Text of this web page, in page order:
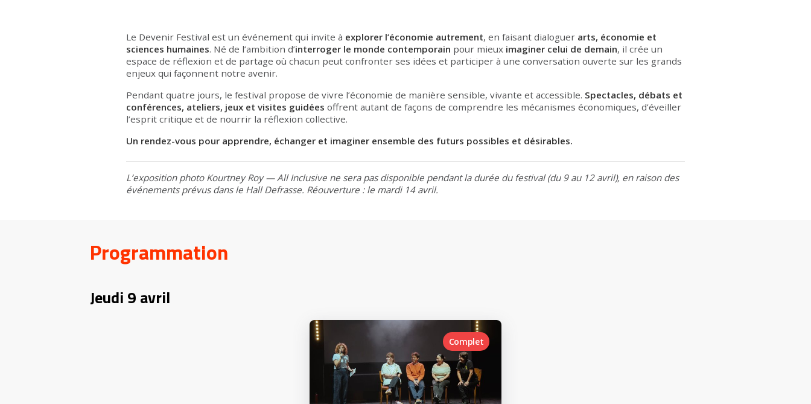
Le Devenir Festival est un événement qui invite à explorer l’économie autrement, en faisant dialoguer arts, économie et
sciences humaines. Né de l’ambition d’interroger le monde contemporain pour mieux imaginer celui de demain, il crée un
espace de réflexion et de partage où chacun peut confronter ses idées et participer à une conversation ouverte sur les grands
enjeux qui façonnent notre avenir.
Pendant quatre jours, le festival propose de vivre l’économie de manière sensible, vivante et accessible. Spectacles, débats et
conférences, ateliers, jeux et visites guidées offrent autant de façons de comprendre les mécanismes économiques, d’éveiller
l’esprit critique et de nourrir la réflexion collective.
Un rendez-vous pour apprendre, échanger et imaginer ensemble des futurs possibles et désirables.
L’exposition photo Kourtney Roy — All Inclusive ne sera pas disponible pendant la durée du festival (du 9 au 12 avril), en raison des
événements prévus dans le Hall Defrasse. Réouverture : le mardi 14 avril.
Programmation
Jeudi 9 avril